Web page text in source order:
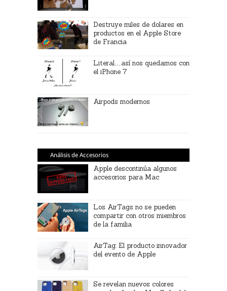
Destruye miles de dolares en
productos en el Apple Store
de Francia
Literal…así nos quedamos con
el iPhone 7
Airpods modernos
Análisis de Accesorios
Apple descontinúa algunos
accesorios para Mac
Los AirTags no se pueden
compartir con otros miembros
de la familia
AirTag: El producto innovador
del evento de Apple
Se revelan nuevos colores